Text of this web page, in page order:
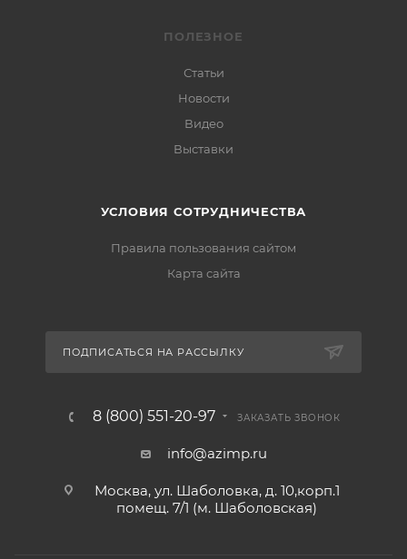
ПОЛЕЗНОЕ
Статьи
Новости
Видео
Выставки
УСЛОВИЯ СОТРУДНИЧЕСТВА
Правила пользования сайтом
Карта сайта
ПОДПИСАТЬСЯ НА РАССЫЛКУ
8 (800) 551-20-97 ЗАКАЗАТЬ ЗВОНОК
info@azimp.ru
Москва, ул. Шаболовка, д. 10,корп.1
помещ. 7/1 (м. Шаболовская)